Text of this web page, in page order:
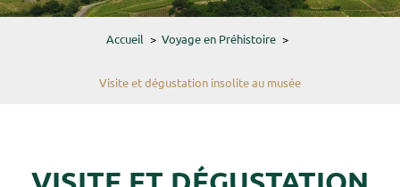
Accueil > Voyage en Préhistoire >
Visite et dégustation insolite au musée